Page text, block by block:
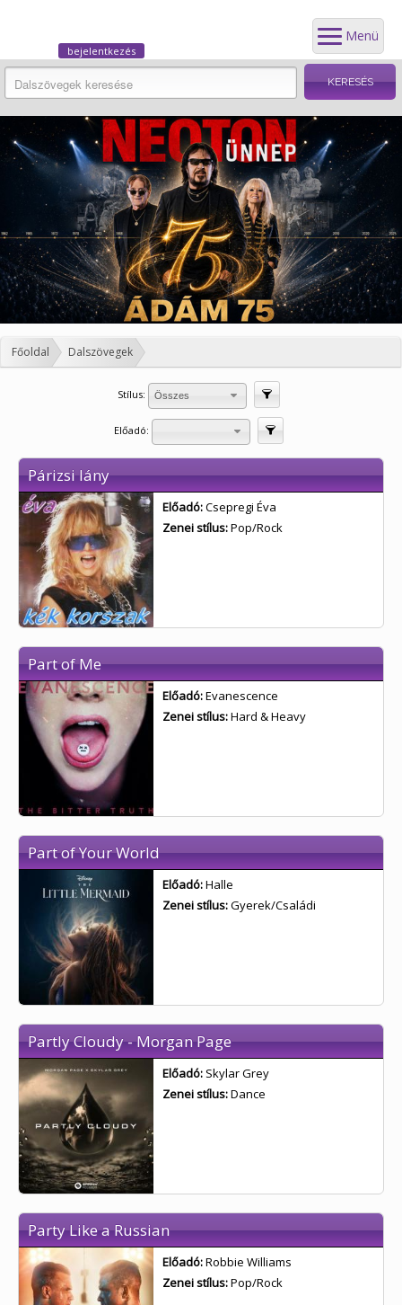
Menü
bejelentkezés
Főoldal Dalszövegek
Stílus: Összes
Előadó:
Párizsi lány
Előadó:Csepregi Éva
Zenei stílus:Pop/Rock
Part of Me
Előadó:Evanescence
Zenei stílus:Hard & Heavy
Part of Your World
Előadó:Halle
Zenei stílus:Gyerek/Családi
Partly Cloudy - Morgan Page
Előadó: Skylar Grey
Zenei stílus:Dance
Party Like a Russian
Előadó:Robbie Williams
Zenei stílus:Pop/Rock